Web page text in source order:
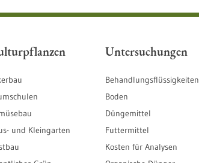
und Kleingarten
Untersuchungen
Behandlungsflüssigkeiten
Boden
Düngemittel
Futtermittel
Kosten für Analysen